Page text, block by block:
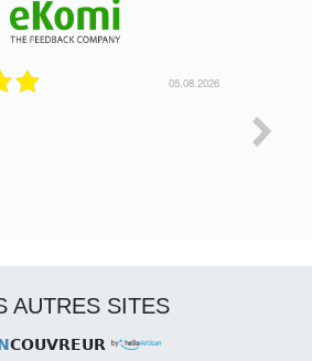
05.08.2026
AUTRES SITES
COUVREUR